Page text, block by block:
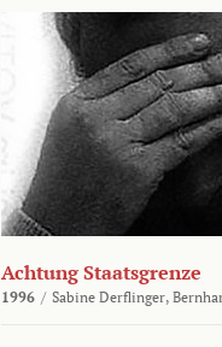
Achtung Staatsgrenze
1996 / Sabine Derflinger,